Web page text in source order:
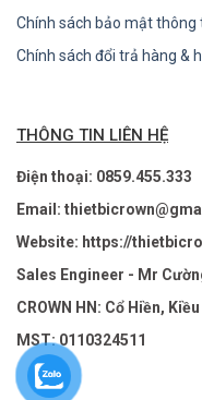
Chính sách bảo mật thông
Chính sách đổi trả hàng &
THÔNG TIN LIÊN HỆ
Điện thoại: 0859.455.333
Email:
Website: https://
Sales Engineer - Mr
CROWN HN: Cổ Hiền,
MST: 0110324511